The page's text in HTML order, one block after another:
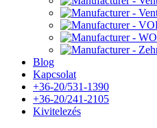
Blog
Kapcsolat
+36-20/531-1390
+36-20/241-2105
Kivitelezés